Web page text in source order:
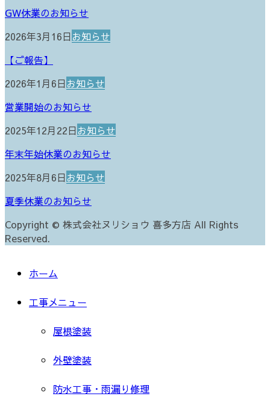
GW休業のお知らせ
2026年3月16日お知らせ
【ご報告】
2026年1月6日お知らせ
営業開始のお知らせ
2025年12月22日お知らせ
年末年始休業のお知らせ
2025年8月6日お知らせ
夏季休業のお知らせ
Copyright © 株式会社ヌリショウ 喜多方店 All Rights
Reserved.
ホーム
工事メニュー
屋根塗装
外壁塗装
防水工事・雨漏り修理